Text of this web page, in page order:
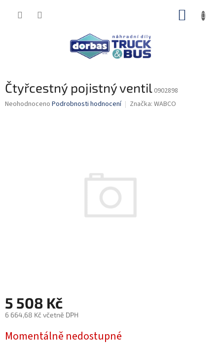
Čtyřcestný pojistný ventil 0902898
Průměrné
Neohodnoceno Podrobnosti hodnocení Značka: WABCO
5 508 Kč
6 664,68 Kč včetně DPH
cena:
Momentálně nedostupné